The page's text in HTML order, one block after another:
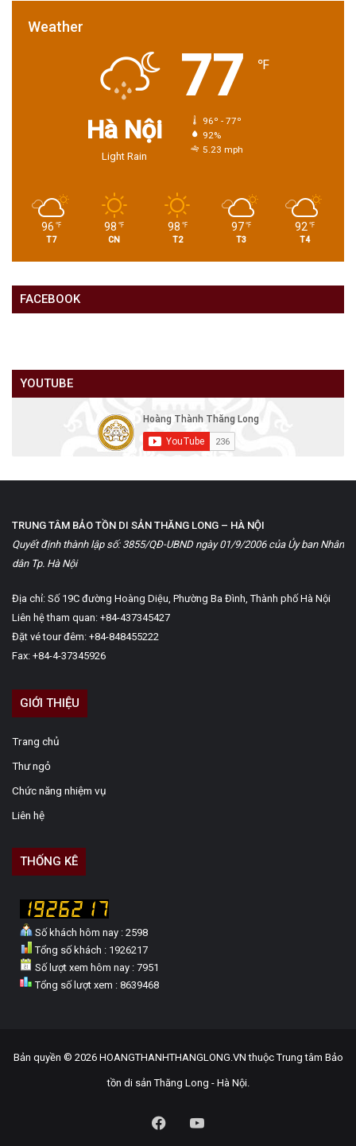
Weather
Hà Nội
Light Rain
77 ℉
96º - 77º
92%
5.23 mph
96 ℉
T7
98 ℉
CN
98 ℉
T2
97 ℉
T3
92 ℉
T4
FACEBOOK
YOUTUBE
TRUNG TÂM BẢO TỒN DI SẢN THĂNG LONG – HÀ NỘI
Quyết định thành lập số: 3855/QĐ-UBND ngày 01/9/2006 của Ủy ban Nhân
dân Tp. Hà Nội
Địa chỉ: Số 19C đường Hoàng Diệu, Phường Ba Đình, Thành phố Hà Nội
Liên hệ tham quan: +84-437345427
Đặt vé tour đêm: +84-848455222
Fax: +84-4-37345926
GIỚI THIỆU
Trang chủ
Thư ngỏ
Chức năng nhiệm vụ
Liên hệ
THỐNG KÊ
Số khách hôm nay : 2598
Tổng số khách : 1926217
Số lượt xem hôm nay : 7951
Tổng số lượt xem : 8639468
Bản quyền © 2026 HOANGTHANHTHANGLONG.VN thuộc Trung tâm Bảo
tồn di sản Thăng Long - Hà Nội.
Facebook